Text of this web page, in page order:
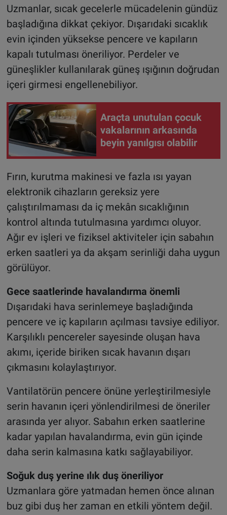
Uzmanlar, sıcak gecelerle mücadelenin gündüz
başladığına dikkat çekiyor. Dışarıdaki sıcaklık
evin içinden yüksekse pencere ve kapıların
kapalı tutulması öneriliyor. Perdeler ve
güneşlikler kullanılarak güneş ışığının doğrudan
içeri girmesi engellenebiliyor.
Araçta unutulan çocuk
vakalarının arkasında
beyin yanılgısı olabilir
Fırın, kurutma makinesi ve fazla ısı yayan
elektronik cihazların gereksiz yere
çalıştırılmaması da iç mekân sıcaklığının
kontrol altında tutulmasına yardımcı oluyor.
Ağır ev işleri ve fiziksel aktiviteler için sabahın
erken saatleri ya da akşam serinliği daha uygun
görülüyor.
Gece saatlerinde havalandırma önemli
Dışarıdaki hava serinlemeye başladığında
pencere ve iç kapıların açılması tavsiye ediliyor.
Karşılıklı pencereler sayesinde oluşan hava
akımı, içeride biriken sıcak havanın dışarı
çıkmasını kolaylaştırıyor.
Vantilatörün pencere önüne yerleştirilmesiyle
serin havanın içeri yönlendirilmesi de öneriler
arasında yer alıyor. Sabahın erken saatlerine
kadar yapılan havalandırma, evin gün içinde
daha serin kalmasına katkı sağlayabiliyor.
Soğuk duş yerine ılık duş öneriliyor
Uzmanlara göre yatmadan hemen önce alınan
buz gibi duş her zaman en etkili yöntem değil.